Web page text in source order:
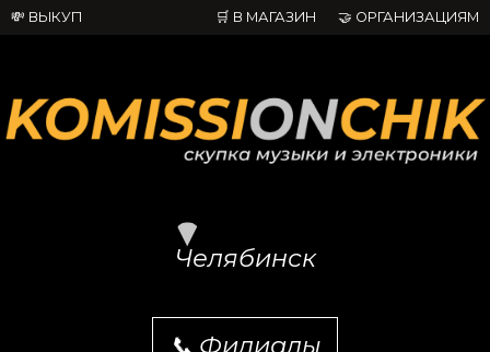
💸 ВЫКУП 🛒 В МАГАЗИН 🤝 ОРГАНИЗАЦИЯМ
Челябинск
📞 Филиалы